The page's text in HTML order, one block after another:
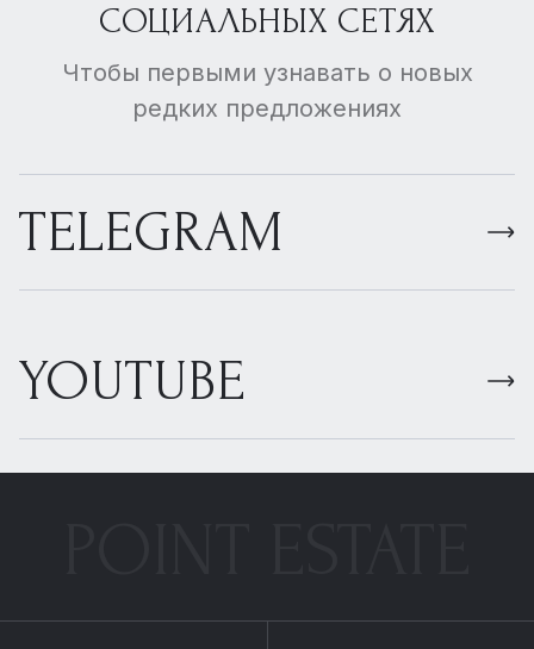
СОЦИАЛЬНЫХ СЕТЯХ
Чтобы первыми узнавать о новых
редких предложениях
TELEGRAM
YOUTUBE